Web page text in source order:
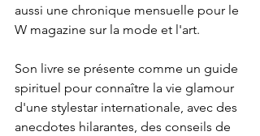
aussi une chronique mensuelle pour le
W magazine sur la mode et l'art.
Son livre se présente comme un guide
spirituel pour connaître la vie glamour
d'une stylestar internationale, avec des
anecdotes hilarantes, des conseils de